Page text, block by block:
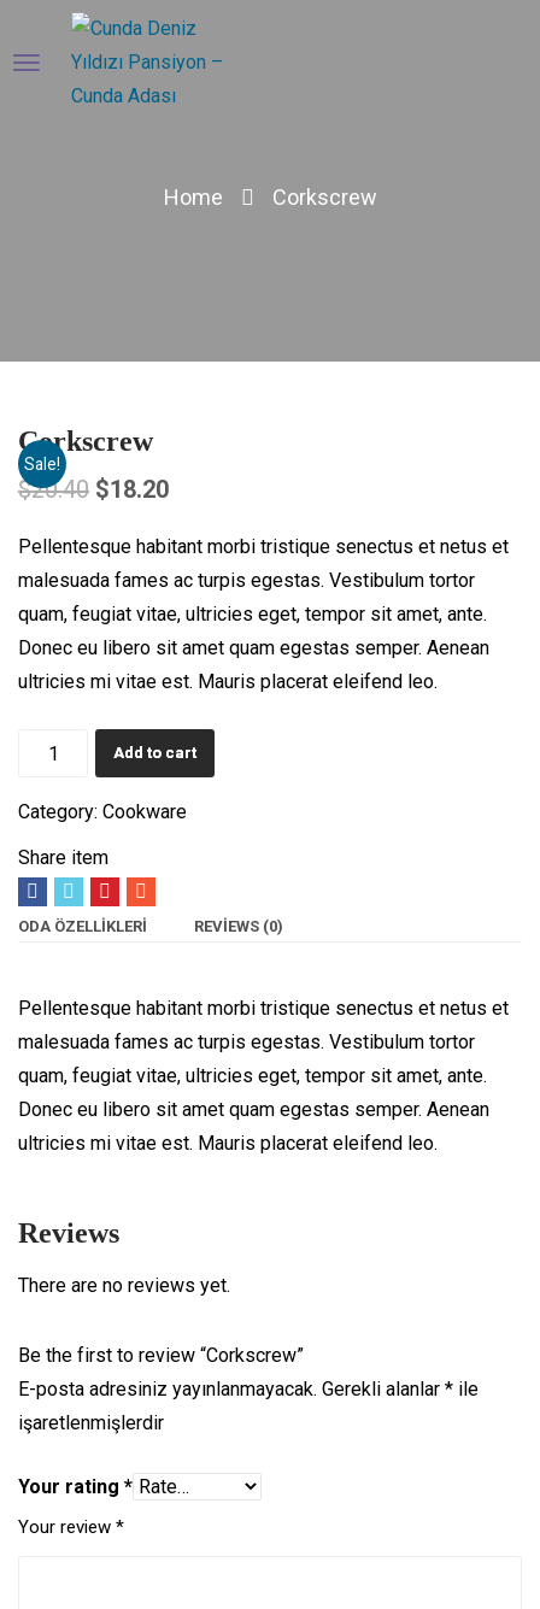
Home Corkscrew
Sale!
Corkscrew
$20.40 $18.20
Pellentesque habitant morbi tristique senectus et netus et
malesuada fames ac turpis egestas. Vestibulum tortor
quam, feugiat vitae, ultricies eget, tempor sit amet, ante.
Donec eu libero sit amet quam egestas semper. Aenean
ultricies mi vitae est. Mauris placerat eleifend leo.
CorkscrewAdd to cart
Category: Cookware
Share item
ODA ÖZELLIKLERI REVIEWS (0)
Pellentesque habitant morbi tristique senectus et netus et
malesuada fames ac turpis egestas. Vestibulum tortor
quam, feugiat vitae, ultricies eget, tempor sit amet, ante.
Donec eu libero sit amet quam egestas semper. Aenean
ultricies mi vitae est. Mauris placerat eleifend leo.
Reviews
There are no reviews yet.
Be the first to review “Corkscrew”
E-posta adresiniz yayınlanmayacak. Gerekli alanlar * ile
işaretlenmişlerdir
Your rating *
Your review *